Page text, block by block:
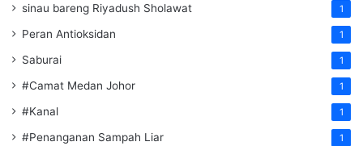
sinau bareng Riyadush Sholawat 1
Peran Antioksidan 1
Saburai 1
#Camat Medan Johor 1
#Kanal 1
#Penanganan Sampah Liar 1